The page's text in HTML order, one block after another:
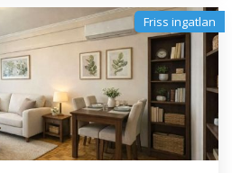
Friss ingatlan